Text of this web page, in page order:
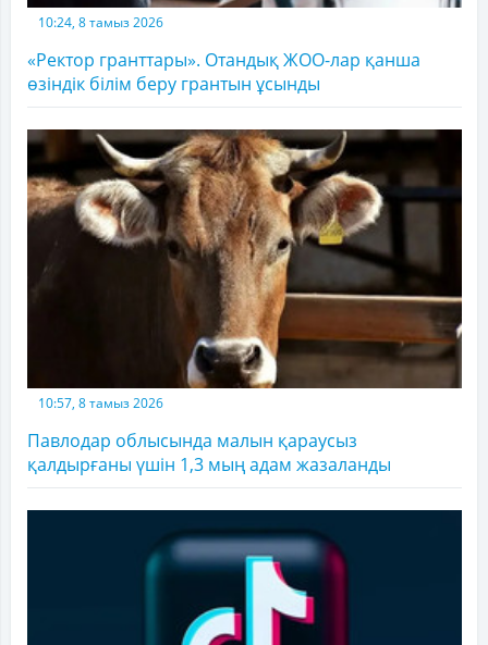
10:24, 8 тамыз 2026
«Ректор гранттары». Отандық ЖОО-лар қанша
өзіндік білім беру грантын ұсынды
10:57, 8 тамыз 2026
Павлодар облысында малын қараусыз
қалдырғаны үшін 1,3 мың адам жазаланды